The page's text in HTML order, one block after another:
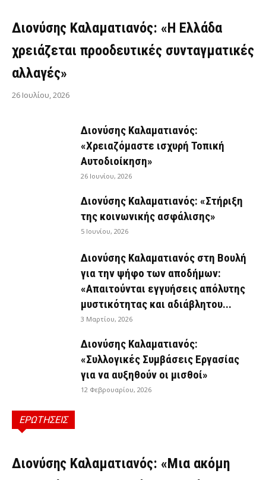
Διονύσης Καλαματιανός: «Η Ελλάδα
χρειάζεται προοδευτικές συνταγματικές
αλλαγές»
26 Ιουλίου, 2026
Διονύσης Καλαματιανός:
«Χρειαζόμαστε ισχυρή Τοπική
Αυτοδιοίκηση»
26 Ιουνίου, 2026
Διονύσης Καλαματιανός: «Στήριξη
της κοινωνικής ασφάλισης»
5 Ιουνίου, 2026
Διονύσης Καλαματιανός στη Βουλή
για την ψήφο των αποδήμων:
«Απαιτούνται εγγυήσεις απόλυτης
μυστικότητας και αδιάβλητου...
3 Μαρτίου, 2026
Διονύσης Καλαματιανός:
«Συλλογικές Συμβάσεις Εργασίας
για να αυξηθούν οι μισθοί»
12 Φεβρουαρίου, 2026
ΕΡΩΤΗΣΕΙΣ
ΕΡΩΤΉΣΕΙΣ
Διονύσης Καλαματιανός: «Μια ακόμη